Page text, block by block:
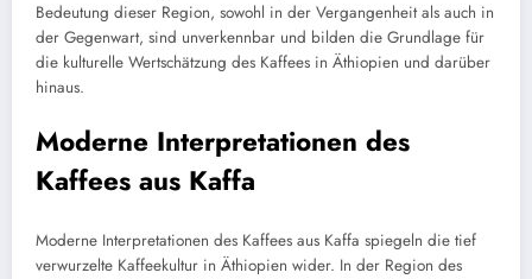
Bedeutung dieser Region, sowohl in der Vergangenheit als auch in
der Gegenwart, sind unverkennbar und bilden die Grundlage für
die kulturelle Wertschätzung des Kaffees in Äthiopien und darüber
hinaus.
Moderne Interpretationen des
Kaffees aus Kaffa
Moderne Interpretationen des Kaffees aus Kaffa spiegeln die tief
verwurzelte Kaffeekultur in Äthiopien wider. In der Region des